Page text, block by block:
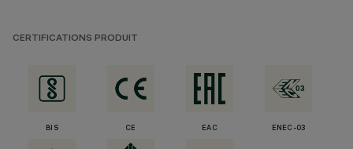
CERTIFICATIONS PRODUIT
BIS CE EAC ENEC-03